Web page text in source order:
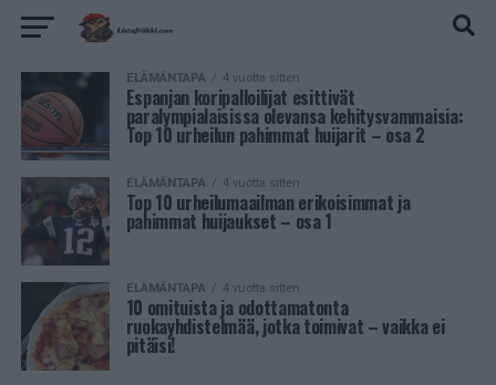
ELÄMÄNTAPA 4 vuotta sitten
Espanjan koripalloilijat esittivät
paralympialaisissa olevansa kehitysvammaisia:
Top 10 urheilun pahimmat huijarit – osa 2
ELÄMÄNTAPA 4 vuotta sitten
Top 10 urheilumaailman erikoisimmat ja
pahimmat huijaukset – osa 1
ELÄMÄNTAPA 4 vuotta sitten
10 omituista ja odottamatonta
ruokayhdistelmää, jotka toimivat – vaikka ei
pitäisi!